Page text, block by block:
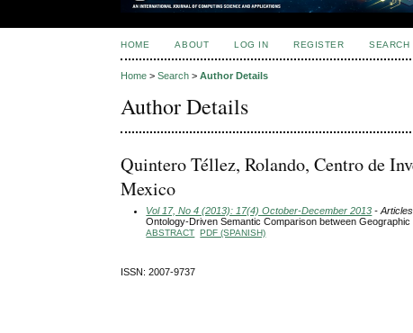
HOME ABOUT LOG IN REGISTER SEARCH
Home >Search >Author Details
Author Details
Quintero Téllez, Rolando, Centro de
Mexico
Vol 17, No 4 (2013): 17(4) October-December 2013 - Articles
Ontology-Driven Semantic Comparison between Geographic
ABSTRACT PDF (SPANISH)
ISSN: 2007-9737